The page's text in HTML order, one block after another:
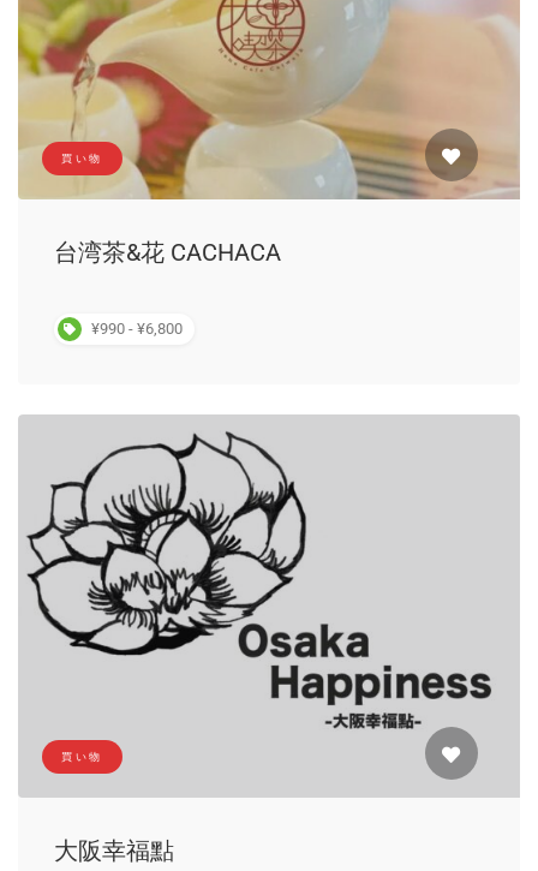
買い物
台湾茶&花 CACHACA
¥990 - ¥6,800
買い物
大阪幸福點